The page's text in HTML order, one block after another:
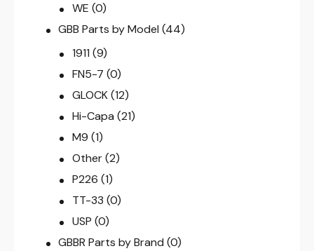
WE (0)
GBB Parts by Model (44)
1911 (9)
FN5-7 (0)
GLOCK (12)
Hi-Capa (21)
M9 (1)
Other (2)
P226 (1)
TT-33 (0)
USP (0)
GBBR Parts by Brand (0)